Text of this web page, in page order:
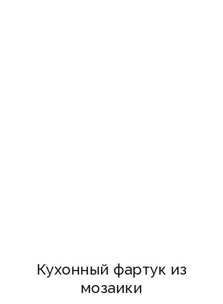
Кухонный фартук из
мозаики